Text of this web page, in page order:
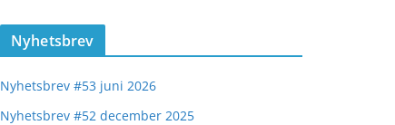
Nyhetsbrev
Nyhetsbrev #53 juni 2026
Nyhetsbrev #52 december 2025